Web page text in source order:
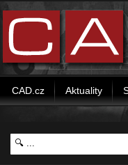
CAD.cz Aktuality